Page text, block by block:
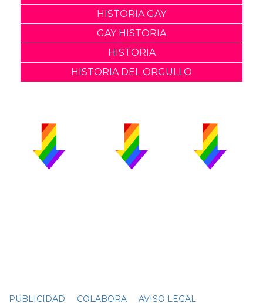
HISTORIA GAY
GAY HISTORIA
HISTORIA
HISTORIA DEL ORGULLO
PUBLICIDAD COLABORA AVISO LEGAL